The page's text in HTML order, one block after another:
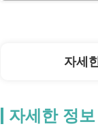
자세
자세한 정보